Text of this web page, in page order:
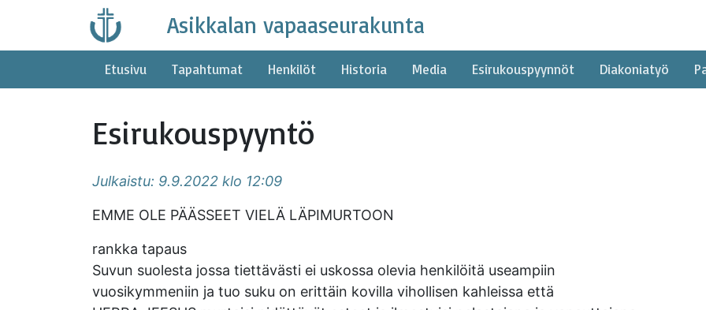
content
Asikkalan vapaaseurakunta
Etusivu Tapahtumat Henkilöt Historia Media Esirukouspyynnöt Diakoniatyö
Esirukouspyyntö
Julkaistu: 9.9.2022 klo 12:09
EMME OLE PÄÄSSEET VIELÄ LÄPIMURTOON
rankka tapaus
Suvun suolesta jossa tiettävästi ei uskossa olevia henkilöitä useampiin
vuosikymmeniin ja tuo suku on erittäin kovilla vihollisen kahleissa että